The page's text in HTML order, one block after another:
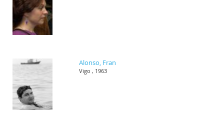
Alonso, Fran
Vigo , 1963